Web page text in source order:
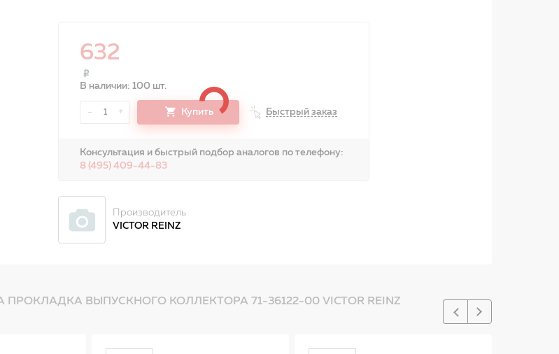
632
В наличии: 100 шт.
- 1 + Купить Быстрый заказ
Консультация и быстрый подбор аналогов по телефону:
8 (495) 409-44-83
Производитель
VICTOR REINZ
ВЫПУСКНОГО КОЛЛЕКТОРА 71-36122-00 VICTOR REINZ